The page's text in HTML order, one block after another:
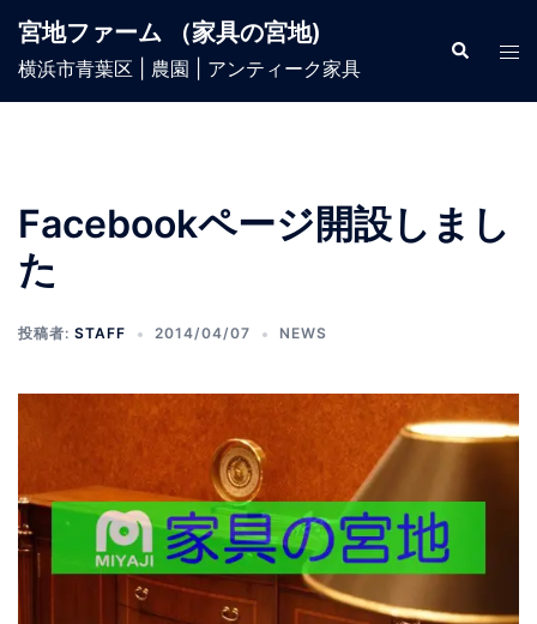
宮地ファーム （家具の宮地)
横浜市青葉区 | 農園 | アンティーク家具
Facebookページ開設しまし
た
投稿者: STAFF 2014/04/07 NEWS